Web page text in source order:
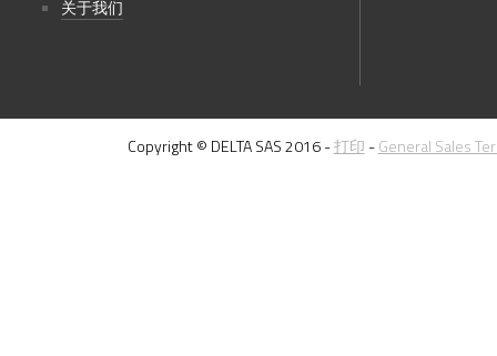
关于我们
Copyright © DELTA SAS 2016 -打印 -General Sales